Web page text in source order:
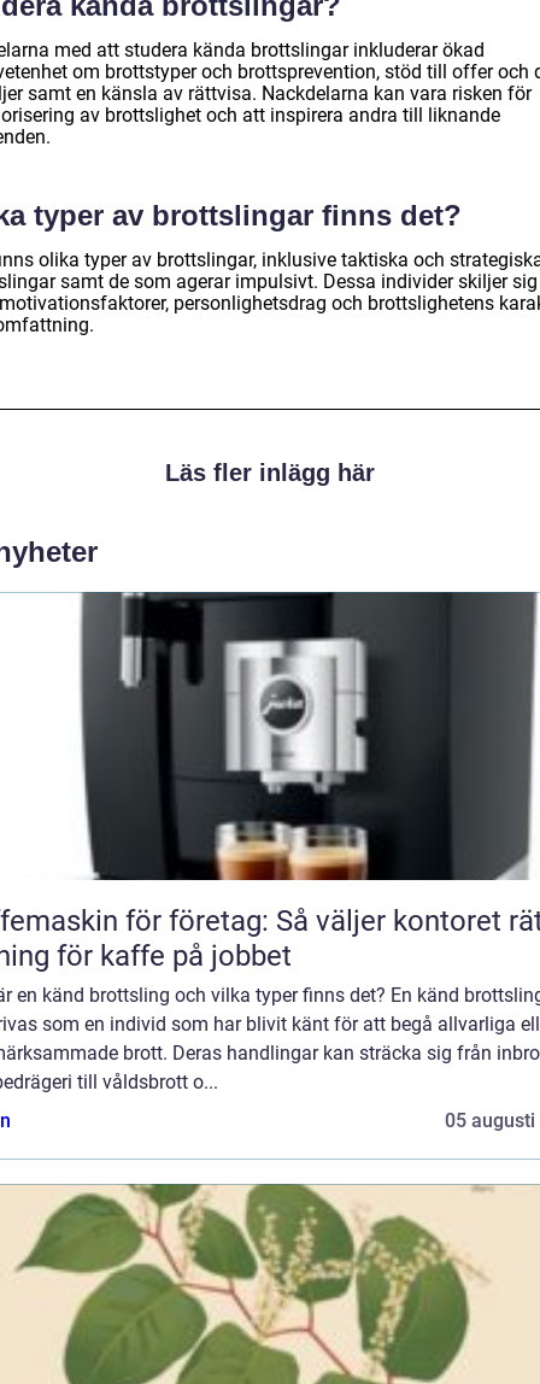
med att studera kända brottslingar inkluderar ökad
om brottstyper och brottsprevention, stöd till offer och
samt en känsla av rättvisa. Nackdelarna kan vara risken för
av brottslighet och att inspirera andra till liknande
typer av brottslingar finns det?
olika typer av brottslingar, inklusive taktiska och
samt de som agerar impulsivt. Dessa individer skiljer
personlighetsdrag och brottslighetens
Läs fler inlägg här
för företag: Så väljer kontoret
för kaffe på jobbet
en känd brottsling och vilka typer finns det? En känd
som en individ som har blivit känt för att begå allvarliga
brott. Deras handlingar kan sträcka sig från
till våldsbrott o...
05 augusti